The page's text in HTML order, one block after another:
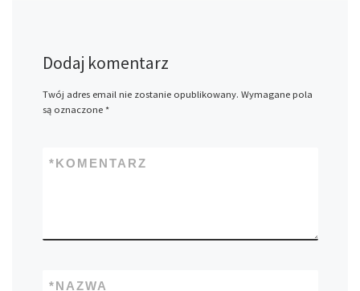
Dodaj komentarz
Twój adres email nie zostanie opublikowany. Wymagane pola
są oznaczone *
KOMENTARZ
*
NAZWA
*